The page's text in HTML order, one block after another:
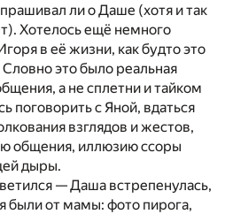
ли о Даше (хотя и так
Хотелось ещё немного
в её жизни, как будто это
это было реальная
а не сплетни и тайком
поговорить с Яной, вдаться
взглядов и жестов,
общения, иллюзию ссоры
дыры.
— Даша встрепенулась,
были от мамы: фото пирога,